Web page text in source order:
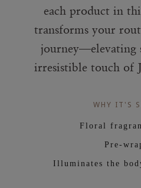
each product in
transforms your
journey—elevating
irresistible touch of
WHY IT'S
Floral
Pre-
Illuminates the